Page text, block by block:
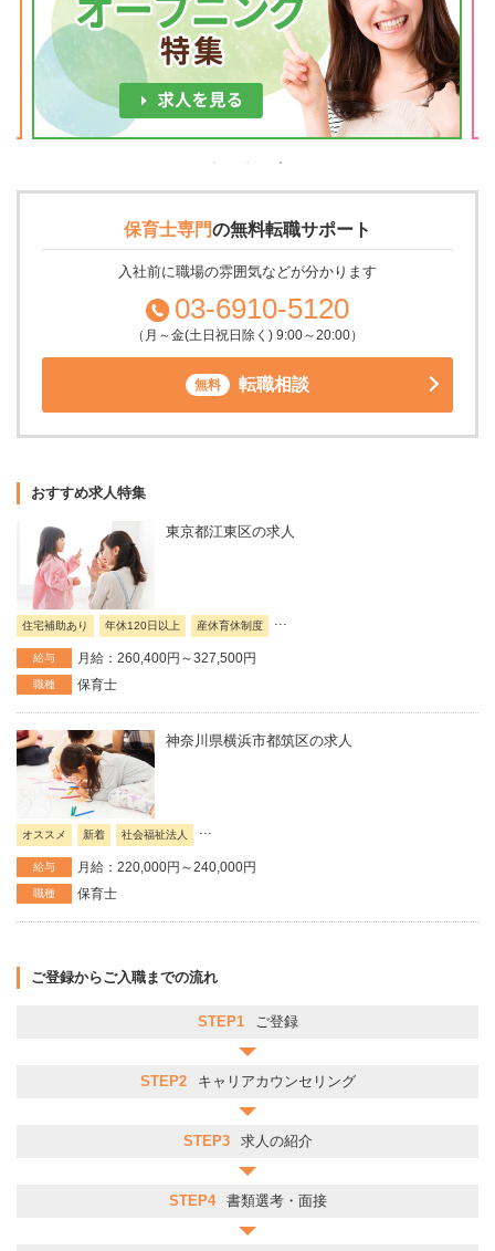
保育士専門の無料転職サポート
入社前に職場の雰囲気などが分かります
03-6910-5120
（月～金(土日祝日除く) 9:00～20:00）
無料 転職相談
おすすめ求人特集
東京都江東区の求人
住宅補助あり 年休120日以上 産休育休制度 ...
給与 月給：260,400円～327,500円
職種 保育士
神奈川県横浜市都筑区の求人
オススメ 新着 社会福祉法人 ...
給与 月給：220,000円～240,000円
職種 保育士
ご登録からご入職までの流れ
STEP1 ご登録
STEP2 キャリアカウンセリング
STEP3 求人の紹介
STEP4 書類選考・面接